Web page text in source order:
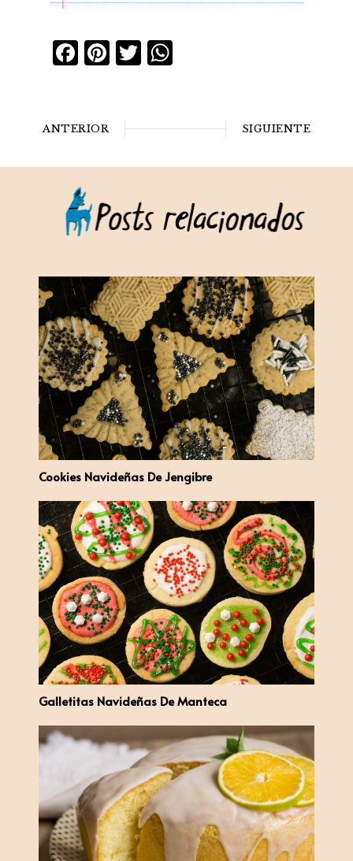
Facebook
Pinterest
Twitter
WhatsApp
ANTERIOR SIGUIENTE
Cookies Navideñas De Jengibre
Galletitas Navideñas De Manteca